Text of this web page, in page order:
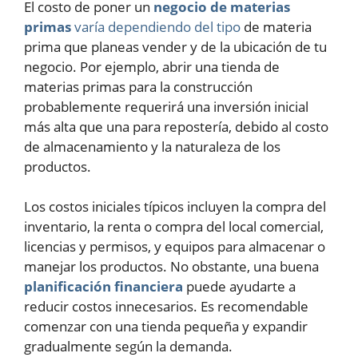
El costo de poner un negocio de materias
primasvaría dependiendo del tipo de materia
prima que planeas vender y de la ubicación de tu
negocio. Por ejemplo, abrir una tienda de
materias primas para la construcción
probablemente requerirá una inversión inicial
más alta que una para repostería, debido al costo
de almacenamiento y la naturaleza de los
productos.
Los costos iniciales típicos incluyen la compra del
inventario, la renta o compra del local comercial,
licencias y permisos, y equipos para almacenar o
manejar los productos. No obstante, una buena
planificación financiera puede ayudarte a
reducir costos innecesarios. Es recomendable
comenzar con una tienda pequeña y expandir
gradualmente según la demanda.